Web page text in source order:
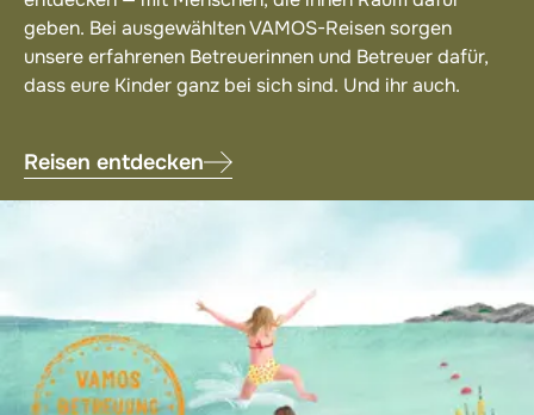
geben. Bei ausgewählten VAMOS-Reisen sorgen
unsere erfahrenen Betreuerinnen und Betreuer dafür,
dass eure Kinder ganz bei sich sind. Und ihr auch.
Reisen entdecken